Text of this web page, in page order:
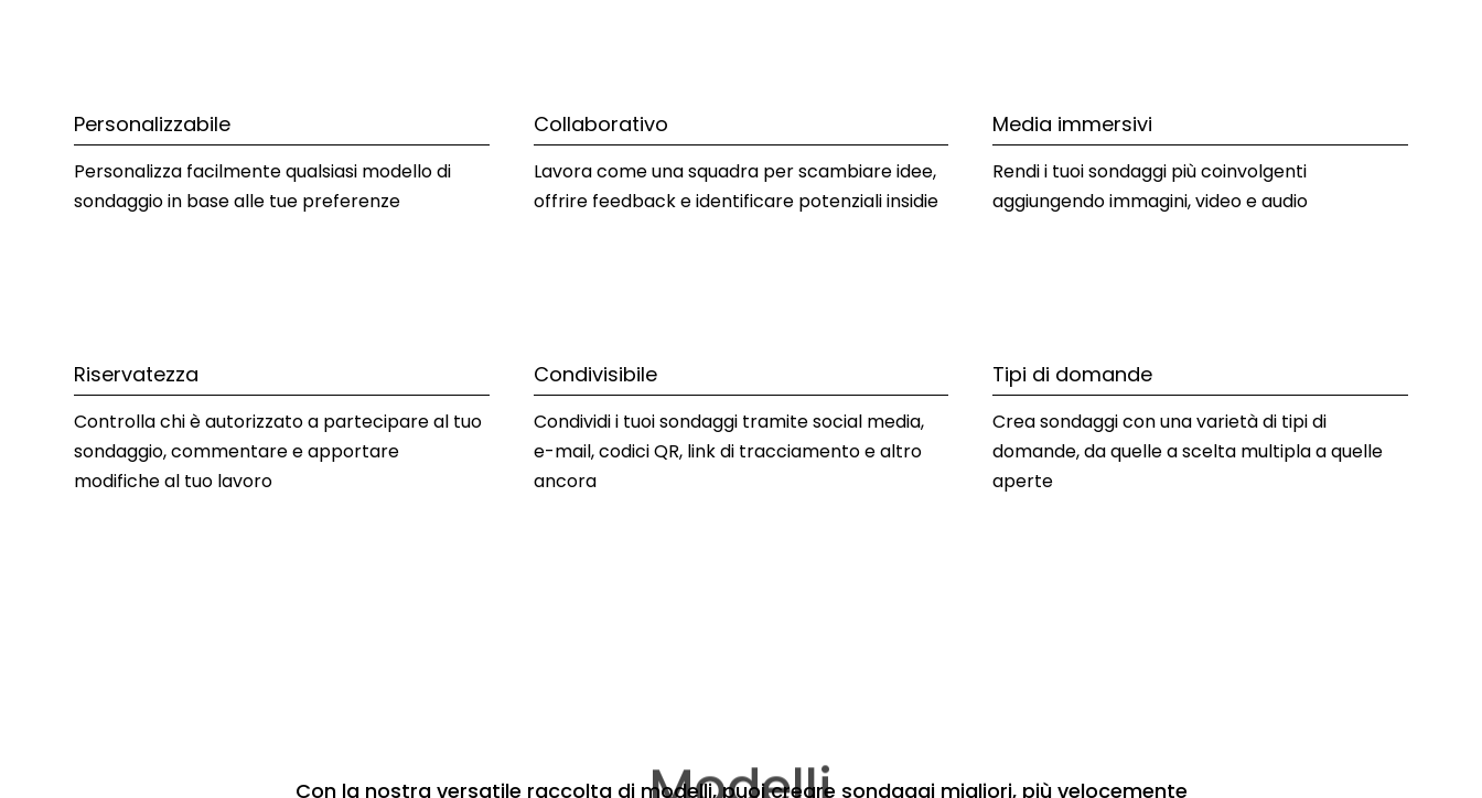
Personalizzabile
Personalizza facilmente qualsiasi modello di
sondaggio in base alle tue preferenze
Riservatezza
Controlla chi è autorizzato a partecipare al tuo
sondaggio, commentare e apportare
modifiche al tuo lavoro
Collaborativo
Lavora come una squadra per scambiare idee,
offrire feedback e identificare potenziali insidie
Condivisibile
Condividi i tuoi sondaggi tramite social media,
e-mail, codici QR, link di tracciamento e altro
ancora
Media immersivi
Rendi i tuoi sondaggi più coinvolgenti
aggiungendo immagini, video e audio
Tipi di domande
Crea sondaggi con una varietà di tipi di
domande, da quelle a scelta multipla a quelle
aperte
Con la nostra versatile raccolta di modelli, puoi creare sondaggi migliori, più velocemente